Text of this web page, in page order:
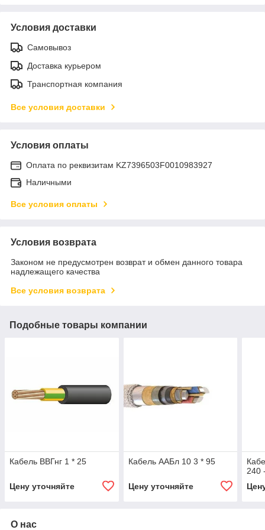
Условия доставки
Самовывоз
Доставка курьером
Транспортная компания
Все условия доставки
Условия оплаты
Оплата по реквизитам KZ7396503F0010983927
Наличными
Все условия оплаты
Условия возврата
Законом не предусмотрен возврат и обмен данного товара
надлежащего качества
Все условия возврата
Подобные товары компании
Кабель ВВГнг 1 * 25
Цену уточняйте
Кабель ААБл 10 3 * 95
Цену уточняйте
240
О нас